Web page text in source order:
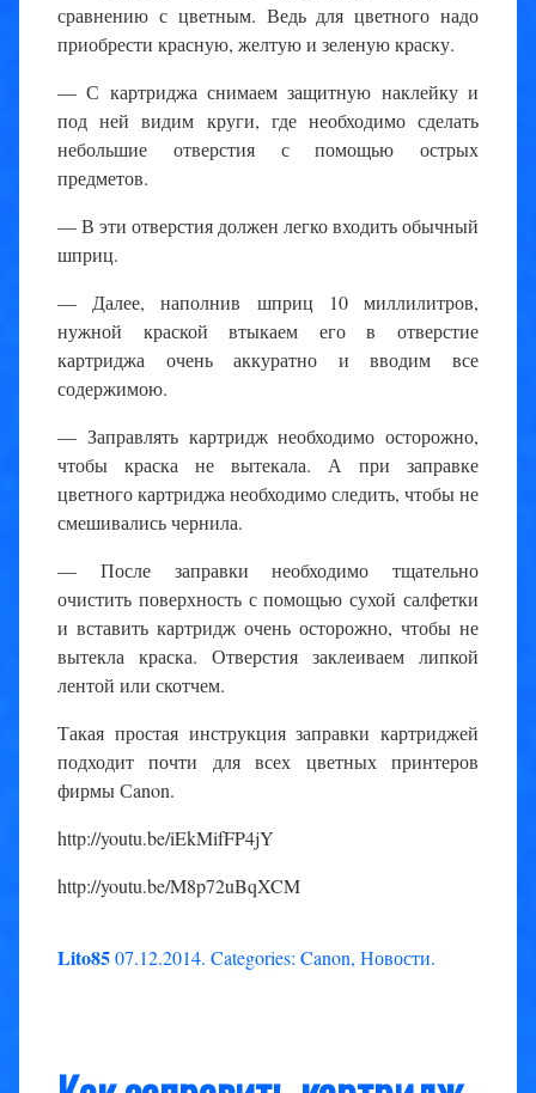
сравнению с цветным. Ведь для цветного надо
приобрести красную, желтую и зеленую краску.
— С картриджа снимаем защитную наклейку и
под ней видим круги, где необходимо сделать
небольшие отверстия с помощью острых
предметов.
— В эти отверстия должен легко входить обычный
шприц.
— Далее, наполнив шприц 10 миллилитров,
нужной краской втыкаем его в отверстие
картриджа очень аккуратно и вводим все
содержимою.
— Заправлять картридж необходимо осторожно,
чтобы краска не вытекала. А при заправке
цветного картриджа необходимо следить, чтобы не
смешивались чернила.
— После заправки необходимо тщательно
очистить поверхность с помощью сухой салфетки
и вставить картридж очень осторожно, чтобы не
вытекла краска. Отверстия заклеиваем липкой
лентой или скотчем.
Такая простая инструкция заправки картриджей
подходит почти для всех цветных принтеров
фирмы Сanon.
http://youtu.be/iEkMifFP4jY
http://youtu.be/M8p72uBqXCM
Lito8507.12.2014. Categories: Canon, Новости.